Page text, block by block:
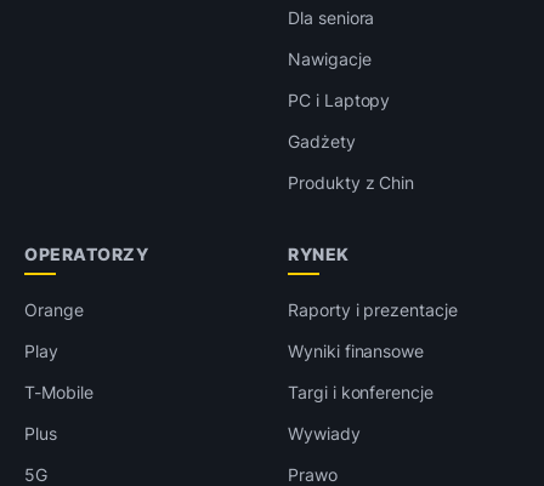
Dla seniora
Nawigacje
PC i Laptopy
Gadżety
Produkty z Chin
OPERATORZY
Orange
Play
T-Mobile
Plus
5G
RYNEK
Raporty i prezentacje
Wyniki finansowe
Targi i konferencje
Wywiady
Prawo